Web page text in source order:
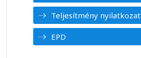
Teljesítmény nyilatkozat
EPD